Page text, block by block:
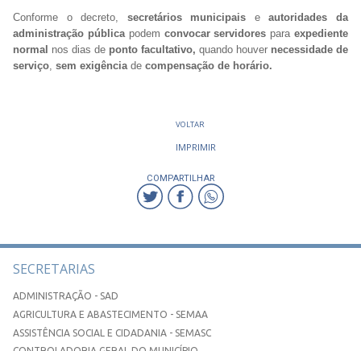
Conforme o decreto, secretários municipais eautoridades da
administração pública podem convocar servidores para expediente
normal nos dias de ponto facultativo, quando houver necessidade de
serviço sem exigência de compensação de horário.
VOLTAR
IMPRIMIR
COMPARTILHAR
SECRETARIAS
ADMINISTRAÇÃO - SAD
AGRICULTURA E ABASTECIMENTO - SEMAA
ASSISTÊNCIA SOCIAL E CIDADANIA - SEMASC